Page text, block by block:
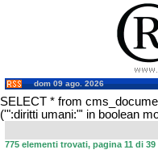
dom 09 ago. 2026
SELECT * from
('":diritti umani:"' in boolean
775 elementi trovati, pagina 11 di